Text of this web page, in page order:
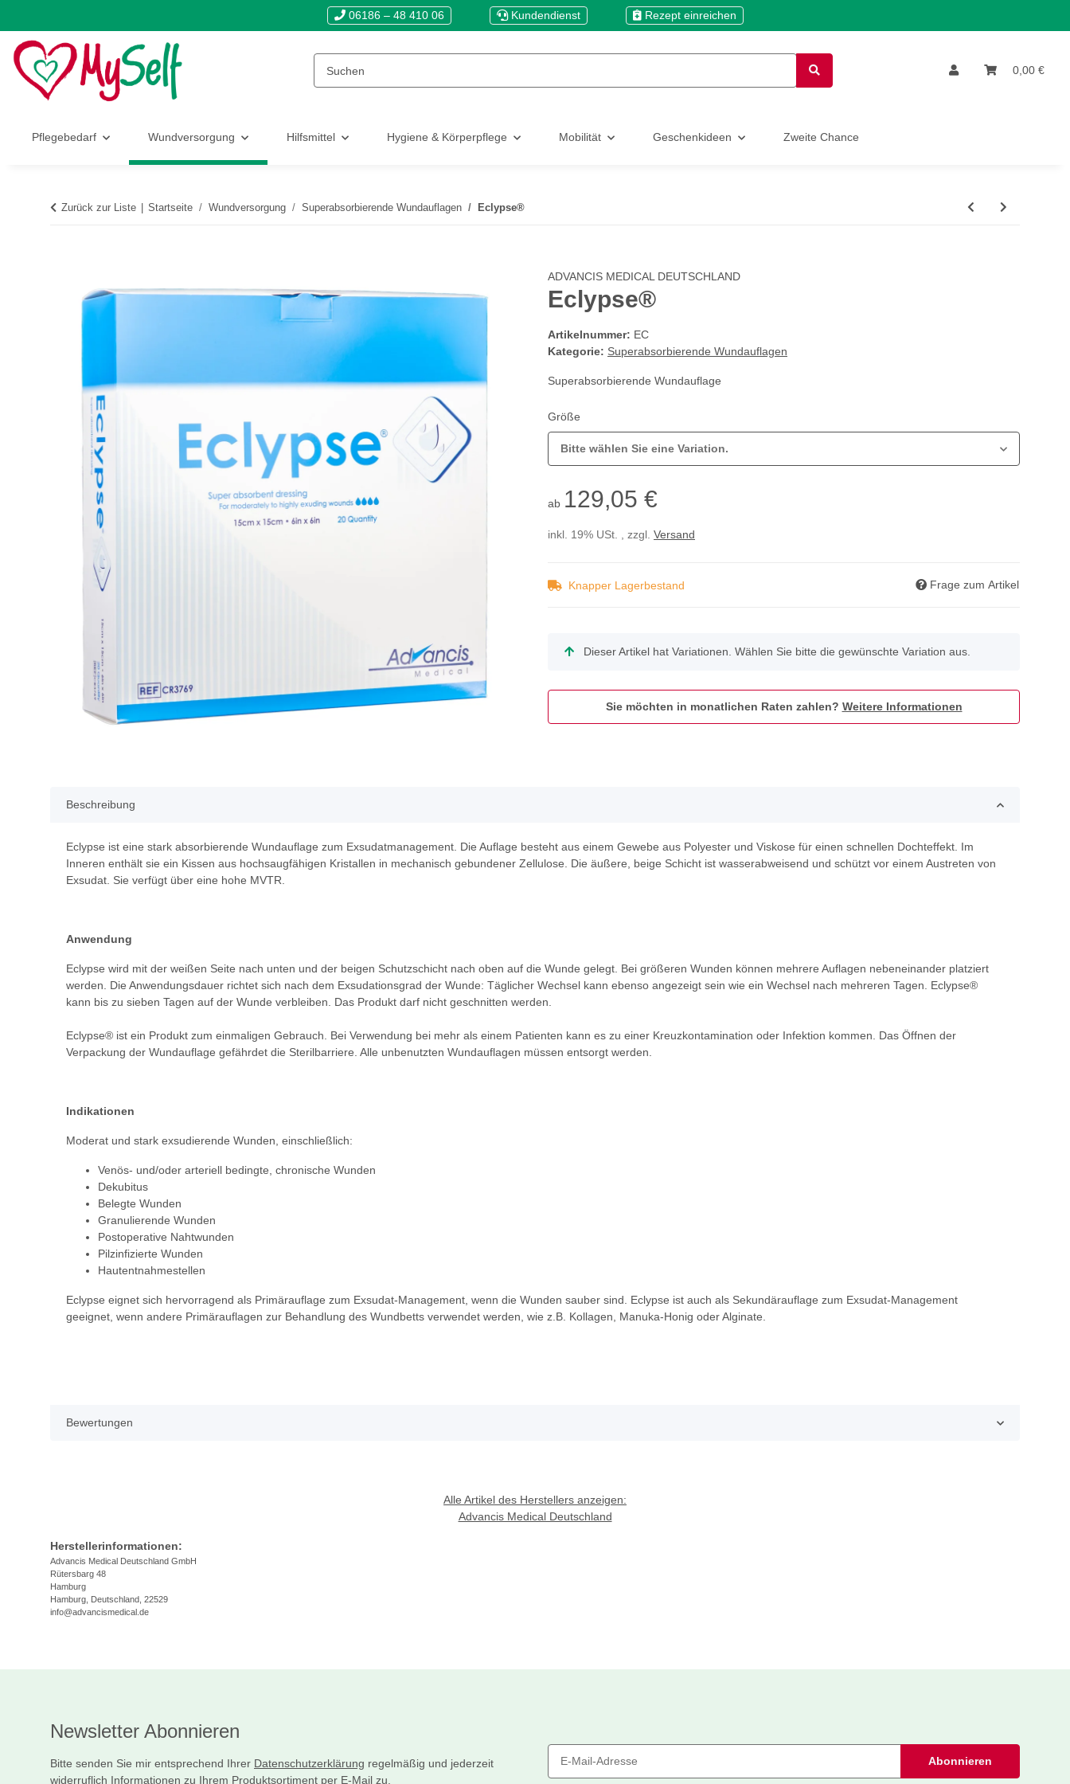
06186 – 48 410 06 Kundendienst Rezept einreichen
0,00 €
Pflegebedarf Wundversorgung Hilfsmittel Hygiene & Körperpflege Mobilität Geschenkideen Zweite Chance
Zurück zur Liste Startseite Wundversorgung Superabsorbierende Wundauflagen Eclypse®
ADVANCIS MEDICAL DEUTSCHLAND
Eclypse®
Artikelnummer: EC
Kategorie: Superabsorbierende Wundauflagen
Superabsorbierende Wundauflage
Größe
Bitte wählen Sie eine Variation.
ab 129,05 €
inkl. 19% USt. , zzgl. Versand
Knapper Lagerbestand Frage zum Artikel
x Dieser Artikel hat Variationen. Wählen Sie bitte die gewünschte Variation aus.
Sie möchten in monatlichen Raten zahlen? Weitere Informationen
Beschreibung
Eclypse ist eine stark absorbierende Wundauflage zum Exsudatmanagement. Die Auflage besteht aus einem Gewebe aus Polyester und Viskose für einen schnellen Dochteffekt. Im
Inneren enthält sie ein Kissen aus hochsaugfähigen Kristallen in mechanisch gebundener Zellulose. Die äußere, beige Schicht ist wasserabweisend und schützt vor einem Austreten von
Exsudat. Sie verfügt über eine hohe MVTR.
Anwendung
Eclypse wird mit der weißen Seite nach unten und der beigen Schutzschicht nach oben auf die Wunde gelegt. Bei größeren Wunden können mehrere Auflagen nebeneinander platziert
werden. Die Anwendungsdauer richtet sich nach dem Exsudationsgrad der Wunde: Täglicher Wechsel kann ebenso angezeigt sein wie ein Wechsel nach mehreren Tagen. Eclypse®
kann bis zu sieben Tagen auf der Wunde verbleiben. Das Produkt darf nicht geschnitten werden.
Eclypse® ist ein Produkt zum einmaligen Gebrauch. Bei Verwendung bei mehr als einem Patienten kann es zu einer Kreuzkontamination oder Infektion kommen. Das Öffnen der
Verpackung der Wundauflage gefährdet die Sterilbarriere. Alle unbenutzten Wundauflagen müssen entsorgt werden.
Indikationen
Moderat und stark exsudierende Wunden, einschließlich:
Venös- und/oder arteriell bedingte, chronische Wunden
Dekubitus
Belegte Wunden
Granulierende Wunden
Postoperative Nahtwunden
Pilzinfizierte Wunden
Hautentnahmestellen
Eclypse eignet sich hervorragend als Primärauflage zum Exsudat-Management, wenn die Wunden sauber sind. Eclypse ist auch als Sekundärauflage zum Exsudat-Management
geeignet, wenn andere Primärauflagen zur Behandlung des Wundbetts verwendet werden, wie z.B. Kollagen, Manuka-Honig oder Alginate.
Bewertungen
Alle Artikel des Herstellers anzeigen:
Advancis Medical Deutschland
Herstellerinformationen:
Advancis Medical Deutschland GmbH
Rütersbarg 48
Hamburg
Hamburg, Deutschland, 22529
info@advancismedical.de
Newsletter Abonnieren
Bitte senden Sie mir entsprechend Ihrer Datenschutzerklärung regelmäßig und jederzeit
widerruflich Informationen zu Ihrem Produktsortiment per E-Mail zu.
Abonnieren